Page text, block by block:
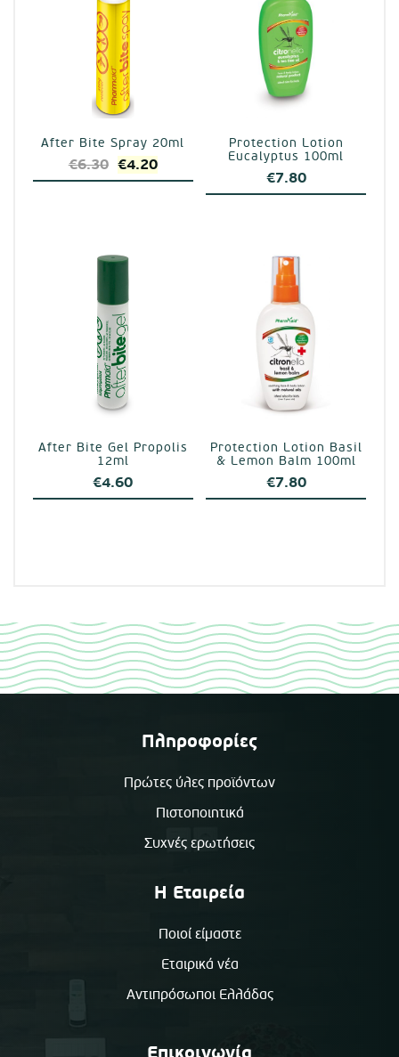
After Bite Spray 20ml
€6.30 Original
price
€4.20Η
τρέχουσα
Protection Lotion
Eucalyptus 100ml
€7.80
After Bite Gel Propolis
12ml
€4.60
Protection Lotion Basil
& Lemon Balm 100ml
€7.80
Πληροφορίες
Πρώτες ύλες προϊόντων
Πιστοποιητικά
Συχνές ερωτήσεις
Η Εταιρεία
Ποιοί είμαστε
Εταιρικά νέα
Αντιπρόσωποι Ελλάδας